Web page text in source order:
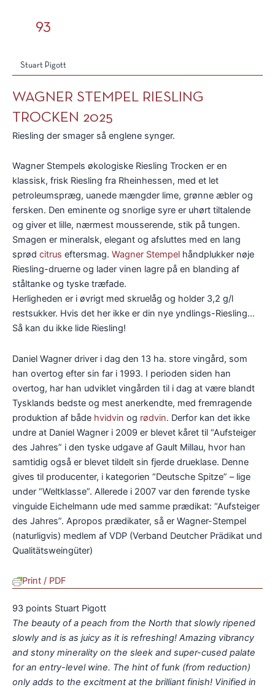
93
Stuart Pigott
WAGNER STEMPEL RIESLING
TROCKEN 2025
Riesling der smager så englene synger.
Wagner Stempels økologiske Riesling Trocken er en
klassisk, frisk Riesling fra Rheinhessen, med et let
petroleumspræg, uanede mængder lime, grønne æbler og
fersken. Den eminente og snorlige syre er uhørt tiltalende
og giver et lille, nærmest mousserende, stik på tungen.
Smagen er mineralsk, elegant og afsluttes med en lang
sprød citrus eftersmag. Wagner Stempel håndplukker nøje
Riesling-druerne og lader vinen lagre på en blanding af
ståltanke og tyske træfade.
Herligheden er i øvrigt med skruelåg og holder 3,2 g/l
restsukker. Hvis det her ikke er din nye yndlings-Riesling…
Så kan du ikke lide Riesling!
Daniel Wagner driver i dag den 13 ha. store vingård, som
han overtog efter sin far i 1993. I perioden siden han
overtog, har han udviklet vingården til i dag at være blandt
Tysklands bedste og mest anerkendte, med fremragende
produktion af både hvidvin og rødvin. Derfor kan det ikke
undre at Daniel Wagner i 2009 er blevet kåret til “Aufsteiger
des Jahres” i den tyske udgave af Gault Millau, hvor han
samtidig også er blevet tildelt sin fjerde drueklase. Denne
gives til producenter, i kategorien “Deutsche Spitze” – lige
under “Weltklasse”. Allerede i 2007 var den førende tyske
vinguide Eichelmann ude med samme prædikat: “Aufsteiger
des Jahres”. Apropos prædikater, så er Wagner-Stempel
(naturligvis) medlem af VDP (Verband Deutcher Prädikat und
Qualitätsweingüter)
Print / PDF
93 points Stuart Pigott
The beauty of a peach from the North that slowly ripened
slowly and is as juicy as it is refreshing! Amazing vibrancy
and stony minerality on the sleek and super-cused palate
for an entry-level wine. The hint of funk (from reduction)
only adds to the excitment at the brilliant finish! Vinified in